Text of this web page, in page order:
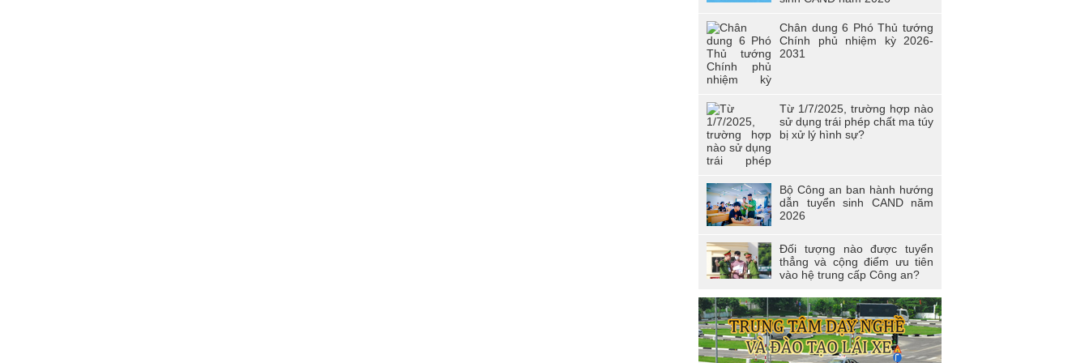
tuổi trẻ Trường Cao đẳng Cảnh sát nhân
Đoàn viên công đoàn trường Cao đẳng
CSND I đạt giải nhất toàn đoàn tại Hội thi
“Đoàn viên Công đoàn Tổng cục Chính trị
CAND học tập và làm theo tư tưởng, đạo
phía Bắc
Hội thi “Người chiến sĩ Cảnh sát thanh lịch,
tài năng” lần thứ 2 năm 2017.
Chân dung 6 Phó Thủ tướng
Chính phủ nhiệm kỳ 2026-
2031
Từ 1/7/2025, trường hợp nào
sử dụng trái phép chất ma túy
bị xử lý hình sự?
Bộ Công an ban hành hướng
dẫn tuyển sinh CAND năm
2026
Đối tượng nào được tuyển
thẳng và cộng điểm ưu tiên
vào hệ trung cấp Công an?